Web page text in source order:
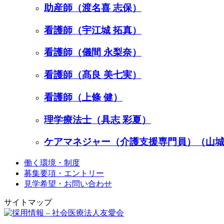
助産師（渡名喜 志保）
看護師（宇江城 拓真）
看護師（儀間 永梨奈）
看護師（髙良 美七実）
看護師（上條 健）
理学療法士（具志 彩夏）
ケアマネジャー（介護支援専門員）（山
働く環境・制度
募集要項・エントリー
見学希望・お問い合わせ
サイトマップ